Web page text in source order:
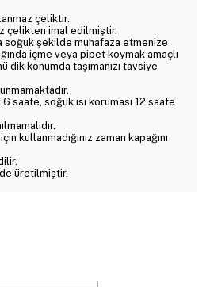
çeliktir.
çelikten imal edilmiştir.
soğuk şekilde muhafaza etmenize
içme veya pipet koymak amaçlı
dik konumda taşımanızı tavsiye
6 saate, soğuk ısı koruması 12 saate
kullanmadığınız zaman kapağını
üretilmiştir.